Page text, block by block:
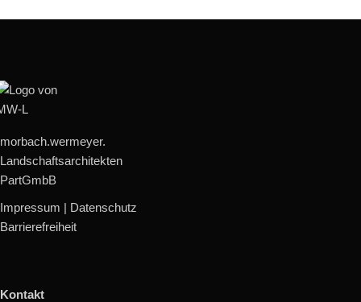
morbach.wermeyer.
Landschaftsarchitekten
PartGmbB
Impressum | Datenschutz
Barrierefreiheit
Kontakt